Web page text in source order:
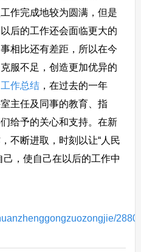
作完成地较为圆满，但是
后的工作还会面临更大的
相比还有差距，所以在今
服不足，创造更加优异的
工作总结，在过去的一年
主任及同事的教育、指
给予的关心和支持。在新
不断进取，时刻以让“人民
，使自己在以后的工作中